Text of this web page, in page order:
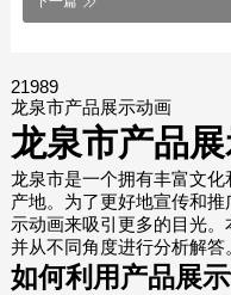
21989
龙泉市产品展示动画
龙泉市产品
龙泉市是一个拥有丰富文
产地。为了更好地宣传和
示动画来吸引更多的目光。
并从不同角度进行分析解答
如何利用产品展